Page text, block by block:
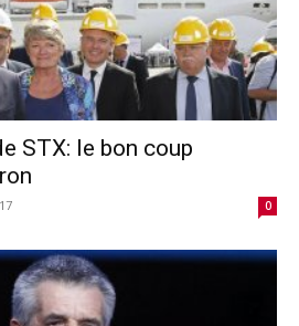
STX: le bon coup
0